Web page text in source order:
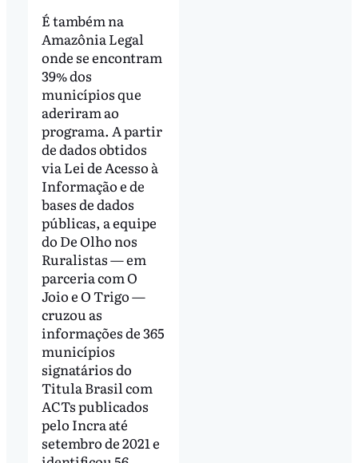
É também na
Amazônia Legal
onde se encontram
39% dos
municípios que
aderiram ao
programa. A partir
de dados obtidos
via Lei de Acesso à
Informação e de
bases de dados
públicas, a equipe
do De Olho nos
Ruralistas — em
parceria com O
Joio e O Trigo —
cruzou as
informações de 365
municípios
signatários do
Titula Brasil com
ACTs publicados
pelo Incra até
setembro de 2021 e